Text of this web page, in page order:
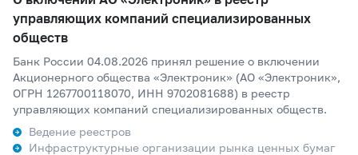
управляющих компаний специализированных
обществ
Банк России 04.08.2026 принял решение о включении
Акционерного общества «Электроник» (АО «Электроник»,
ОГРН 1267700118070, ИНН 9702081688) в реестр
управляющих компаний специализированных обществ.
Ведение реестров
Инфраструктурные организации рынка ценных бумаг